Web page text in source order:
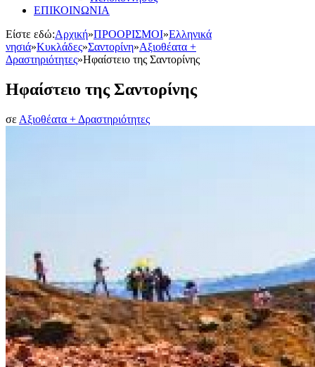
ΕΠΙΚΟΙΝΩΝΙΑ
Είστε εδώ:Αρχική»ΠΡΟΟΡΙΣΜΟΙ»Ελληνικά
νησιά»Κυκλάδες»Σαντορίνη»Αξιοθέατα +
Δραστηριότητες»Ηφαίστειο της Σαντορίνης
Ηφαίστειο της Σαντορίνης
σε Αξιοθέατα + Δραστηριότητες